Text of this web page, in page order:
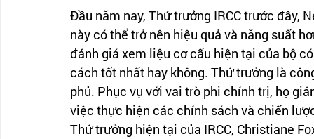
Đầu năm nay, Thứ trưởng IRCC trước đây,
này có thể trở nên hiệu quả và năng suất
đánh giá xem liệu cơ cấu hiện tại của bộ
cách tốt nhất hay không. Thứ trưởng là
phủ. Phục vụ với vai trò phi chính trị, họ
việc thực hiện các chính sách và chiến
Thứ trưởng hiện tại của IRCC, Christiane